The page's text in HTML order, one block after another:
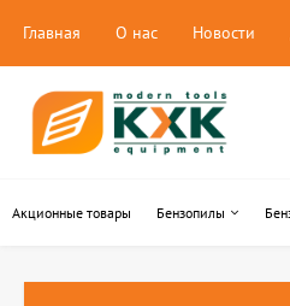
Главная О нас Новости
Акционные товары Бензопилы